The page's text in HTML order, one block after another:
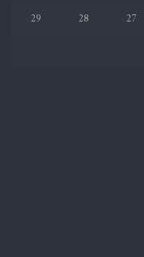
27
28
29